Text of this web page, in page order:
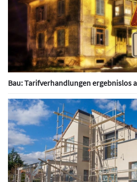
Bau: Tarifverhandlungen ergebnislos